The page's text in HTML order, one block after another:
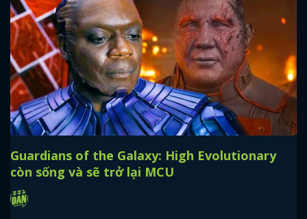
Guardians of the Galaxy: High Evolutionary
còn sống và sẽ trở lại MCU